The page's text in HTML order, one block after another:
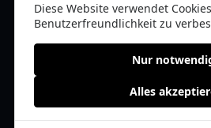
Kontakt
© 2026 tanklist.de | Alle Rechte
Diese Website verwendet
Benutzerfreundlichkeit zu
Nur
Alles